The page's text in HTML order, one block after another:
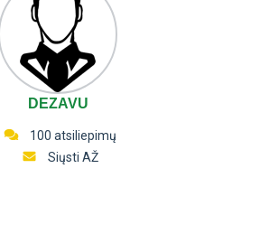
DEZAVU
100 atsiliepimų
Siųsti AŽ